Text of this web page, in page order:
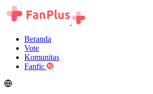
Beranda
Vote
Komunitas
Fanfic